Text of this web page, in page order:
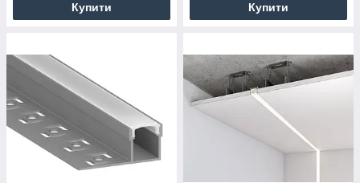
Купити Купити